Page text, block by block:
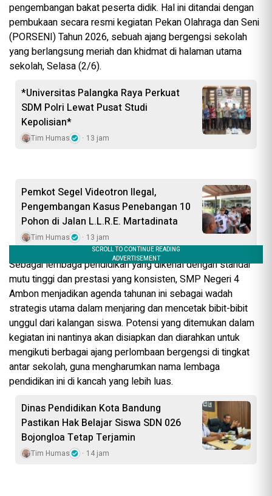
pengembangan bakat peserta didik. Hal ini ditandai dengan
pembukaan secara resmi kegiatan Pekan Olahraga dan Seni
(PORSENI) Tahun 2026, sebuah ajang bergengsi sekolah
yang berlangsung meriah dan khidmat di halaman utama
sekolah, Selasa (2/6).
*Universitas Palangka Raya Perkuat
SDM Polri Lewat Pusat Studi
Kepolisian*
Tim Humas 13 jam
Pemkot Segel Videotron Ilegal,
Pengembangan Kasus Penebangan 10
Pohon di Jalan L.L.R.E. Martadinata
Tim Humas 13 jam
Sebagai lembaga pendidikan yang dikenal dengan standar
mutu tinggi dan prestasi yang konsisten, SMP Negeri 4
Ambon menjadikan agenda tahunan ini sebagai wadah
strategis utama dalam menjaring dan mencetak bibit-bibit
unggul dari kalangan siswa. Potensi yang ditemukan dalam
kegiatan ini nantinya akan disiapkan dan diarahkan untuk
mengikuti berbagai ajang perlombaan bergengsi di tingkat
antar sekolah, guna mengharumkan nama lembaga
pendidikan ini di kancah yang lebih luas.
Dinas Pendidikan Kota Bandung
Pastikan Hak Belajar Siswa SDN 026
Bojongloa Tetap Terjamin
Tim Humas 14 jam